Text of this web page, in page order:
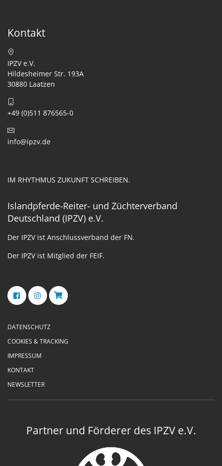
Kontakt
IPZV e.V.
Hildesheimer Str. 193A
30880 Laatzen
+49 (0)511 876565-0
info@ipzv.de
IM RHYTHMUS ZUKUNFT SCHREIBEN.
Islandpferde-Reiter- und Züchterverband
Deutschland (IPZV) e.V.
Der IPZV ist Anschlussverband der FN.
Der IPZV ist Mitglied der FEIF.
DATENSCHUTZ
COOKIES & TRACKING
IMPRESSUM
KONTAKT
NEWSLETTER
Partner und Förderer des IPZV e.V.